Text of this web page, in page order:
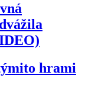
hrami